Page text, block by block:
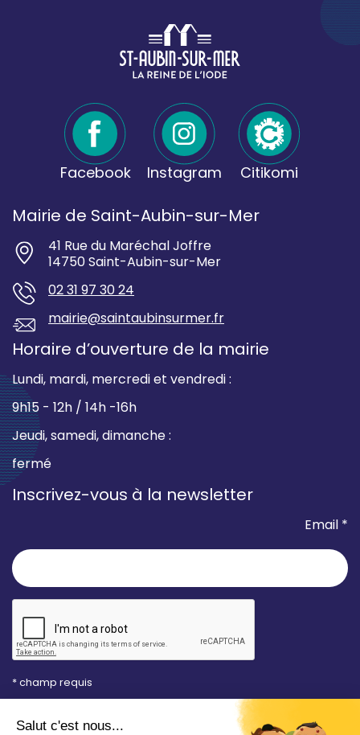
Facebook Instagram Citikomi
Mairie de Saint-Aubin-sur-Mer
41 Rue du Maréchal Joffre
14750 Saint-Aubin-sur-Mer
02 31 97 30 24
mairie@saintaubinsurmer.fr
Horaire d’ouverture de la mairie
Lundi, mardi, mercredi et vendredi :
9h15 - 12h / 14h -16h
Jeudi, samedi, dimanche :
fermé
Inscrivez-vous à la newsletter
Email *
* champ requis